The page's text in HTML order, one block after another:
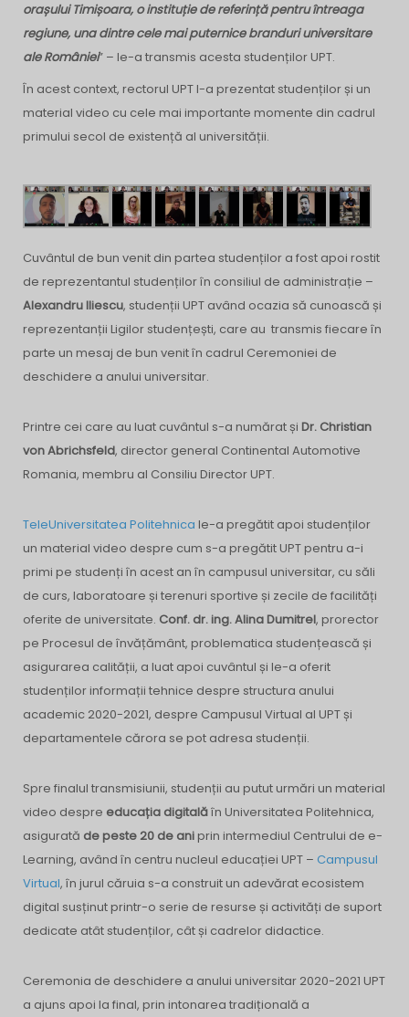
orașului Timișoara, o instituție de referință pentru întreaga
regiune, una dintre cele mai puternice branduri universitare
ale României” – le-a transmis acesta studenților UPT.
În acest context, rectorul UPT l-a prezentat studenților și un
material video cu cele mai importante momente din cadrul
primului secol de existență al universității.
Cuvântul de bun venit din partea studenților a fost apoi rostit
de reprezentantul studenților în consiliul de administrație –
Alexandru Iliescu, studenții UPT având ocazia să cunoască și
reprezentanții Ligilor studențești, care au transmis fiecare în
parte un mesaj de bun venit în cadrul Ceremoniei de
deschidere a anului universitar.
Printre cei care au luat cuvântul s-a numărat și Dr. Christian
von Abrichsfeld, director general Continental Automotive
Romania, membru al Consiliu Director UPT.
TeleUniversitatea Politehnica le-a pregătit apoi studenților
un material video despre cum s-a pregătit UPT pentru a-i
primi pe studenți în acest an în campusul universitar, cu săli
de curs, laboratoare și terenuri sportive și zecile de facilități
oferite de universitate. Conf. dr. ing. Alina Dumitrel, prorector
pe Procesul de învățământ, problematica studențească și
asigurarea calității, a luat apoi cuvântul și le-a oferit
studenților informații tehnice despre structura anului
academic 2020-2021, despre Campusul Virtual al UPT și
departamentele cărora se pot adresa studenții.
Spre finalul transmisiunii, studenții au putut urmări un material
video despre educația digitalăîn Universitatea Politehnica,
asigurată de peste 20 de ani prin intermediul Centrului de e-
Learning, având în centru nucleul educației UPT – Campusul
Virtual, în jurul căruia s-a construit un adevărat ecosistem
digital susținut printr-o serie de resurse și activități de suport
dedicate atât studenților, cât și cadrelor didactice.
Ceremonia de deschidere a anului universitar 2020-2021 UPT
a ajuns apoi la final, prin intonarea tradițională a